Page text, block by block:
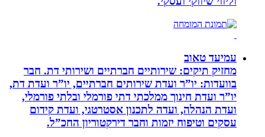
עמיעד טאוב
מחזיק תיקים: שירותיים חברתיים ושירותי דת. חבר
בוועדות: יו”ר ועדת שירותים חברתיים, יו”ר ועדת דת,
יו”ר ועדת חינוך ממלכתי דתי פורמלי ובלתי פורמלי,
ועדת הנהלה, ועדה לתכנון אסטרטגי, ועדת קידום
עסקים וטיפוח יזמות וחבר דירקטוריון החכ”ל.